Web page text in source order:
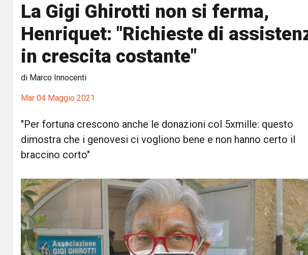
La Gigi Ghirotti non si ferma,
Henriquet: "Richieste di
in crescita costante"
di Marco Innocenti
Mar 04 Maggio 2021
"Per fortuna crescono anche le donazioni col 5xmille: questo
dimostra che i genovesi ci vogliono bene e non hanno certo il
braccino corto"